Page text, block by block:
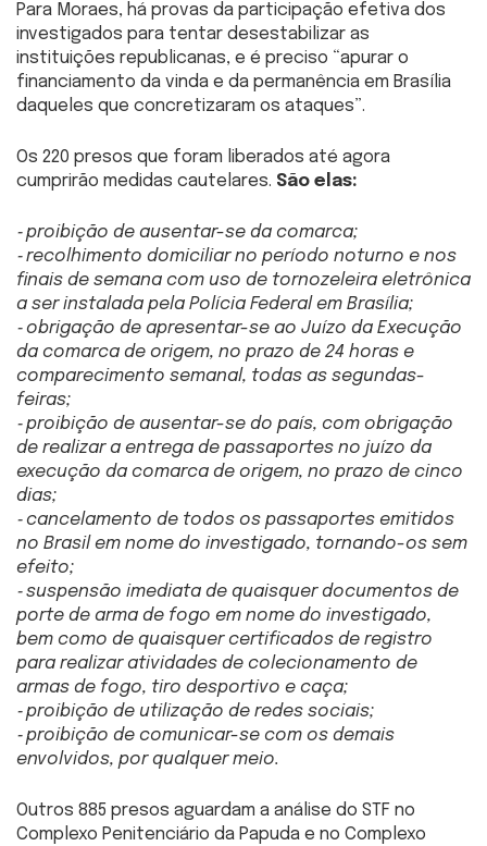
Para Moraes, há provas da participação efetiva dos
investigados para tentar desestabilizar as
instituições republicanas, e é preciso “apurar o
financiamento da vinda e da permanência em Brasília
daqueles que concretizaram os ataques”.
Os 220 presos que foram liberados até agora
cumprirão medidas cautelares. São elas:
⁃ proibição de ausentar-se da comarca;
⁃ recolhimento domiciliar no período noturno e nos
finais de semana com uso de tornozeleira eletrônica
a ser instalada pela Polícia Federal em Brasília;
⁃ obrigação de apresentar-se ao Juízo da Execução
da comarca de origem, no prazo de 24 horas e
comparecimento semanal, todas as segundas-
feiras;
⁃ proibição de ausentar-se do país, com obrigação
de realizar a entrega de passaportes no juízo da
execução da comarca de origem, no prazo de cinco
dias;
⁃ cancelamento de todos os passaportes emitidos
no Brasil em nome do investigado, tornando-os sem
efeito;
⁃ suspensão imediata de quaisquer documentos de
porte de arma de fogo em nome do investigado,
bem como de quaisquer certificados de registro
para realizar atividades de colecionamento de
armas de fogo, tiro desportivo e caça;
⁃ proibição de utilização de redes sociais;
⁃ proibição de comunicar-se com os demais
envolvidos, por qualquer meio.
Outros 885 presos aguardam a análise do STF no
Complexo Penitenciário da Papuda e no Complexo